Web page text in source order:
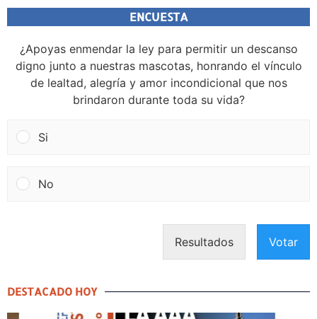
ENCUESTA
¿Apoyas enmendar la ley para permitir un descanso
digno junto a nuestras mascotas, honrando el vínculo
de lealtad, alegría y amor incondicional que nos
brindaron durante toda su vida?
Si
No
Resultados Votar
DESTACADO HOY